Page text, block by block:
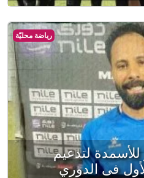
رياضة محليّة
للأسمدة لتدعيم
فى الدوري